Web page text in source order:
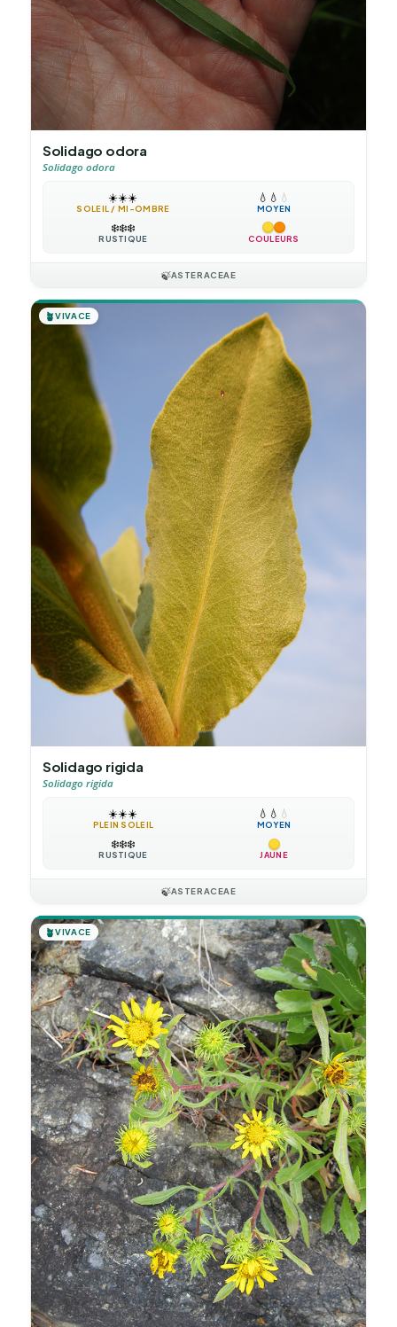
Solidago odora
Solidago odora
☀️☀️☀️
SOLEIL / MI-OMBRE
💧 💧 💧
MOYEN
❄️❄️❄️
RUSTIQUE COULEURS
🍃ASTERACEAE
🪴VIVACE
Solidago rigida
Solidago rigida
☀️☀️☀️
PLEIN SOLEIL
💧 💧 💧
MOYEN
❄️❄️❄️
RUSTIQUE JAUNE
🍃ASTERACEAE
🪴VIVACE